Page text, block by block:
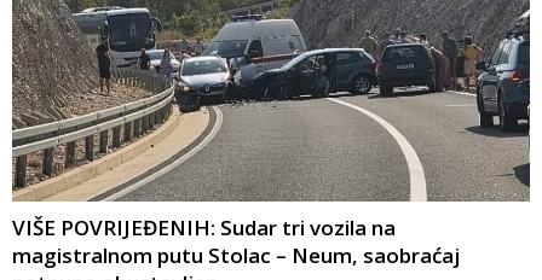
VIŠE POVRIJEĐENIH: Sudar tri vozila na
magistralnom putu Stolac – Neum, saobraćaj